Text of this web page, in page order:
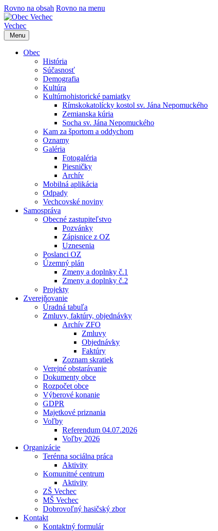
Rovno na obsah Rovno na menu
Vechec
Menu
Obec
História
Súčasnosť
Demografia
Kultúra
Kultúrnohistorické pamiatky
Rímskokatolícky kostol sv. Jána Nepomuckého
Zemianska kúria
Socha sv. Jána Nepomuckého
Kam za športom a oddychom
Oznamy
Galéria
Fotogaléria
Piesničky
Archív
Mobilná aplikácia
Odpady
Vechcovské noviny
Samospráva
Obecné zastupiteľstvo
Pozvánky
Zápisnice z OZ
Uznesenia
Poslanci OZ
Územný plán
Zmeny a doplnky č.1
Zmeny a doplnky č.2
Projekty
Zverejňovanie
Úradná tabuľa
Zmluvy, faktúry, objednávky
Archív ZFO
Zmluvy
Objednávky
Faktúry
Zoznam skratiek
Verejné obstarávanie
Dokumenty obce
Rozpočet obce
Výberové konanie
GDPR
Majetkové priznania
Voľby
Referendum 04.07.2026
Voľby 2026
Organizácie
Terénna sociálna práca
Aktivity
Komunitné centrum
Aktivity
ZŠ Vechec
MŠ Vechec
Dobrovoľný hasičský zbor
Kontakt
Kontaktný formulár